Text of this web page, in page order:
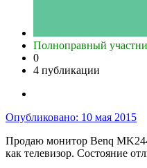
Полноправный
0
4 публикации
Опубликовано: 10 мая 2015
Продаю монитор Benq
как телевизор. Состояние